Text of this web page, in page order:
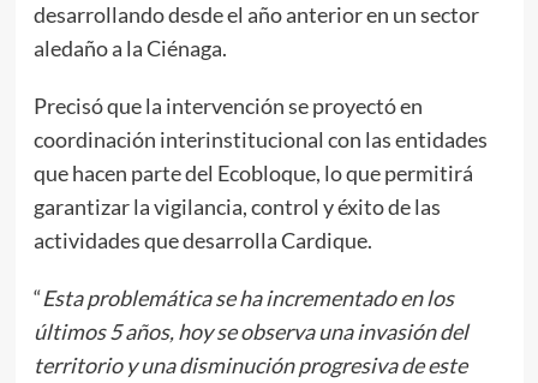
desarrollando desde el año anterior en un sector
aledaño a la Ciénaga.
Precisó que la intervención se proyectó en
coordinación interinstitucional con las entidades
que hacen parte del Ecobloque, lo que permitirá
garantizar la vigilancia, control y éxito de las
actividades que desarrolla Cardique.
“Esta problemática se ha incrementado en los
últimos 5 años, hoy se observa una invasión del
territorio y una disminución progresiva de este